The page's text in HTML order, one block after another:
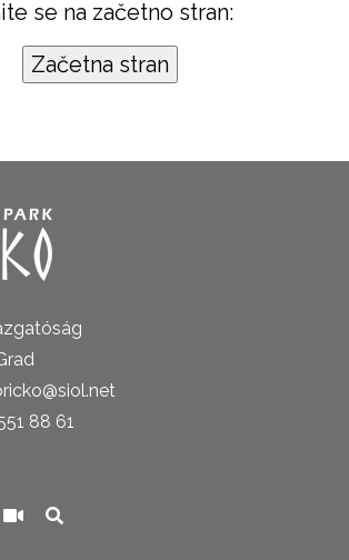
se na začetno stran:
88 61